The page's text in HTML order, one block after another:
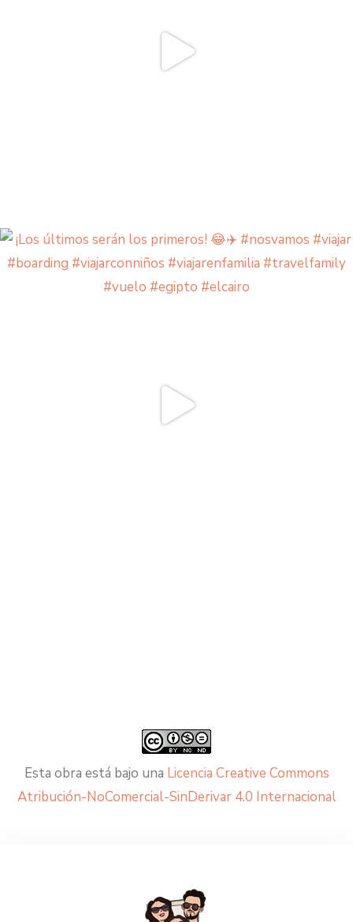
Esta obra está bajo una Licencia Creative Commons
Atribución-NoComercial-SinDerivar 4.0 Internacional